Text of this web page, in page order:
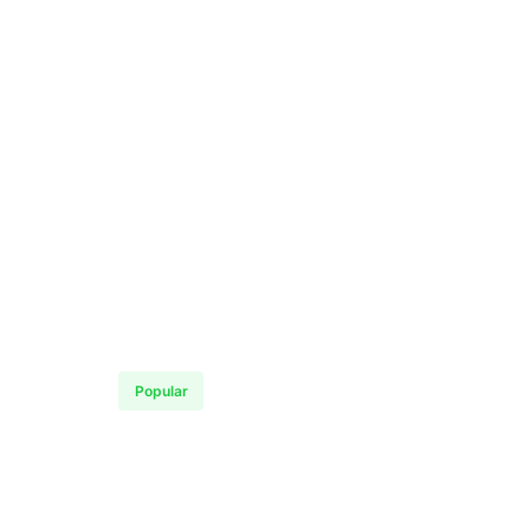
Popular